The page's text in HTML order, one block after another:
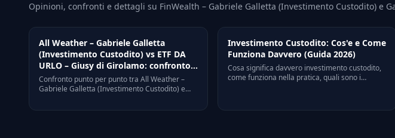
Opinioni, confronti e dettagli su FinWealth – Gabriele Galletta (Investimento Custodito) e
All Weather – Gabriele Galletta
(Investimento Custodito) vs ETF DA
URLO – Giusy di Girolamo: confronto
diretto nel 2026
Confronto punto per punto tra All Weather –
Gabriele Galletta (Investimento Custodito) e
Investimento Custodito: Cos'e e Come
Funziona Davvero (Guida 2026)
Cosa significa davvero investimento custodito,
come funziona nella pratica, quali sono i